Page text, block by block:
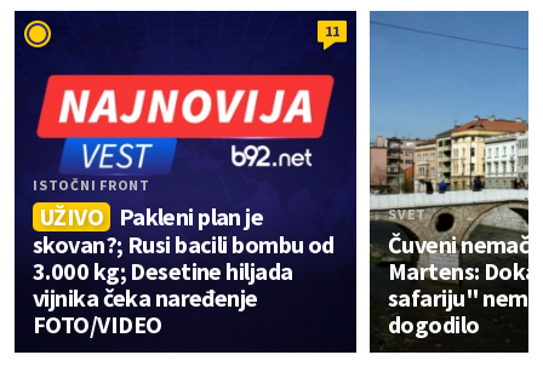
11
ISTOČNI FRONT
UŽIVO Pakleni plan je
skovan?; Rusi bacili bombu od
3.000 kg; Desetine hiljada
vijnika čeka naređenje
FOTO/VIDEO
SVET
Čuveni
Martens:
safariju"
dogodilo